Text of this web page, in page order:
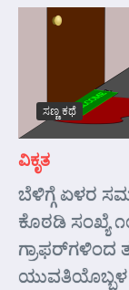
ಸಣ್ಣ ಕಥೆ
ವಿಕೃತ
ಬೆಳಿಗ್ಗೆ ಏಳರ
ಕೊಠಡಿ ಸಂಖ್ಯೆ
ಗ್ರಾಫರ್‌ಗಳಿಂದ